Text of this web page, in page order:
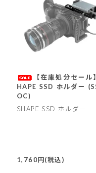
【在庫処分セール
HAPE SSD ホルダー
OC)
SHAPE SSD ホルダー
1,760円(税込)